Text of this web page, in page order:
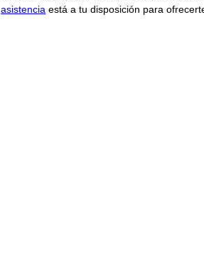
asistencia está a tu disposición para